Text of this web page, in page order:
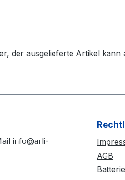
der ausgelieferte Artikel
info@arli-
AGB